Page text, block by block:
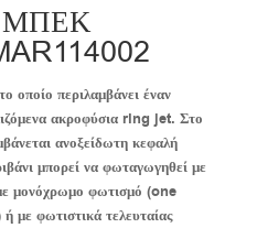
ΜΠΕΚ
οποίο περιλαμβάνει έναν
ακροφύσια ring jet. Στο
ανοξείδωτη κεφαλή
μπορεί να φωταγωγηθεί με
μονόχρωμο φωτισμό (one
ή με φωτιστικά τελευταίας